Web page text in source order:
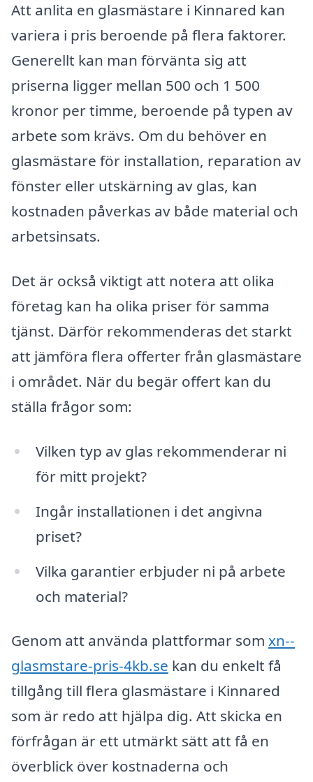
Att anlita en glasmästare i Kinnared kan
variera i pris beroende på flera faktorer.
Generellt kan man förvänta sig att
priserna ligger mellan 500 och 1 500
kronor per timme, beroende på typen av
arbete som krävs. Om du behöver en
glasmästare för installation, reparation av
fönster eller utskärning av glas, kan
kostnaden påverkas av både material och
arbetsinsats.
Det är också viktigt att notera att olika
företag kan ha olika priser för samma
tjänst. Därför rekommenderas det starkt
att jämföra flera offerter från glasmästare
i området. När du begär offert kan du
ställa frågor som:
Vilken typ av glas rekommenderar ni
för mitt projekt?
Ingår installationen i det angivna
priset?
Vilka garantier erbjuder ni på arbete
och material?
Genom att använda plattformar som xn--
glasmstare-pris-4kb.se kan du enkelt få
tillgång till flera glasmästare i Kinnared
som är redo att hjälpa dig. Att skicka en
förfrågan är ett utmärkt sätt att få en
överblick över kostnaderna och